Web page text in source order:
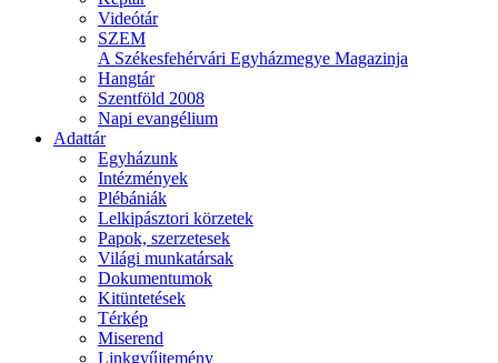
Videótár
SZEM
A Székesfehérvári Egyházmegye Magazinja
Hangtár
Szentföld 2008
Napi evangélium
Adattár
Egyházunk
Intézmények
Plébániák
Lelkipásztori körzetek
Papok, szerzetesek
Világi munkatársak
Dokumentumok
Kitüntetések
Térkép
Miserend
Linkgyűjtemény